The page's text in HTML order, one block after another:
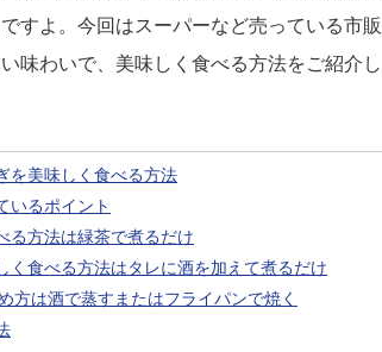
すよ。今回はスーパーなど売っている市販
味わいで、美味しく食べる方法をご紹介し
を美味しく食べる方法
いるポイント
る方法は緑茶で煮るだけ
く食べる方法はタレに酒を加えて煮るだけ
方は酒で蒸すまたはフライパンで焼く